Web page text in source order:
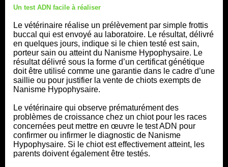
Un test ADN facile à réaliser
Le vétérinaire réalise un prélèvement par simple frottis
buccal qui est envoyé au laboratoire. Le résultat, délivré
en quelques jours, indique si le chien testé est sain,
porteur sain ou atteint du Nanisme Hypophysaire. Le
résultat délivré sous la forme d’un certificat génétique
doit être utilisé comme une garantie dans le cadre d’une
saillie ou pour justifier la vente de chiots exempts de
Nanisme Hypophysaire.
Le vétérinaire qui observe prématurément des
problèmes de croissance chez un chiot pour les races
concernées peut mettre en œuvre le test ADN pour
confirmer ou infirmer le diagnostic de Nanisme
Hypophysaire. Si le chiot est effectivement atteint, les
parents doivent également être testés.